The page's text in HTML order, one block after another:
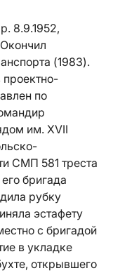
8.9.1952,
(1983).
проектно-
по
им. XVII
СМП 581 треста
бригада
рубку
эстафету
с бригадой
в укладке
открывшего